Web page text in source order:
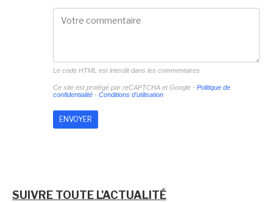
Le code HTML est interdit dans les commentaires
Ce site est protégé par reCAPTCHA et Google - Politique de
confidentialité- Conditions d'utilisation
SUIVRE TOUTE L'ACTUALITÉ